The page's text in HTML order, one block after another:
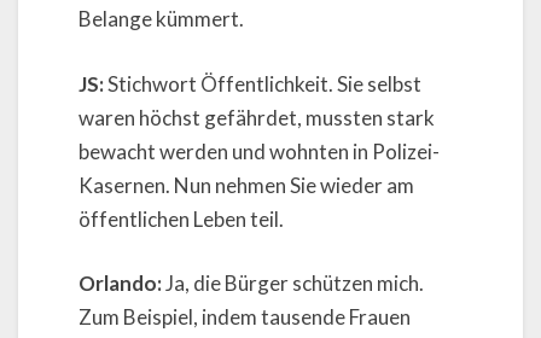
Belange kümmert.
JS:Stichwort Öffentlichkeit. Sie selbst
waren höchst gefährdet, mussten stark
bewacht werden und wohnten in Polizei-
Kasernen. Nun nehmen Sie wieder am
öffentlichen Leben teil.
Orlando:Ja, die Bürger schützen mich.
Zum Beispiel, indem tausende Frauen